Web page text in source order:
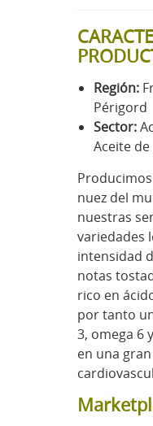
Región:
Périgord
Sector:
Aceite
nuez del
nuestras
variedades
intensidad
notas
rico en
por tanto
3, omega 6
en una